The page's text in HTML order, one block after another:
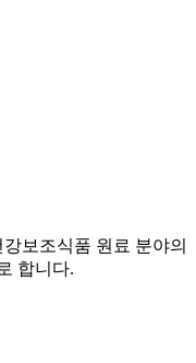
보조식품 원료 분야의
합니다.